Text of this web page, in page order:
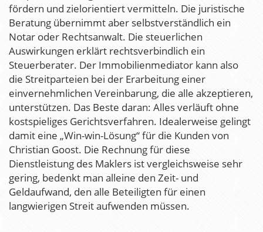
fördern und zielorientiert vermitteln. Die juristische
Beratung übernimmt aber selbstverständlich ein
Notar oder Rechtsanwalt. Die steuerlichen
Auswirkungen erklärt rechtsverbindlich ein
Steuerberater. Der Immobilienmediator kann also
die Streitparteien bei der Erarbeitung einer
einvernehmlichen Vereinbarung, die alle akzeptieren,
unterstützen. Das Beste daran: Alles verläuft ohne
kostspieliges Gerichtsverfahren. Idealerweise gelingt
damit eine „Win-win-Lösung“ für die Kunden von
Christian Goost. Die Rechnung für diese
Dienstleistung des Maklers ist vergleichsweise sehr
gering, bedenkt man alleine den Zeit- und
Geldaufwand, den alle Beteiligten für einen
langwierigen Streit aufwenden müssen.